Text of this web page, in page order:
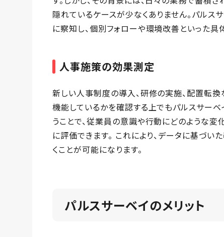
隠れているケースが少なくありません。パルス
に察知し、個別フォローや環境改善といった具
人事施策の効果測定
新しい人事制度の導入、研修の実施、配置転
機能しているかを確認する上でもパルスサー
うことで、従業員の意識や行動にどのような
に評価できます。 これにより、データに基づい
くことが可能になります。
パルスサーベイのメリット